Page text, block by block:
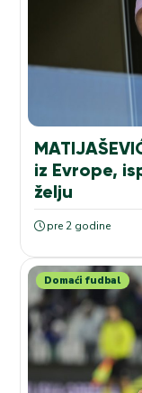
iz Evrope,
želju
pre 2 godine
Domaći fudbal